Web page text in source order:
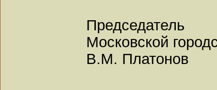
Председатель
Московской
В.М. Платонов